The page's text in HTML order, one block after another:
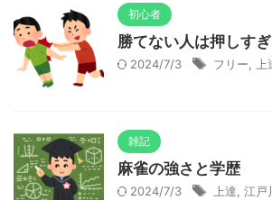
初心者
勝てない人は押しすぎ
2024/7/3 フリー 上
雑記
麻雀の強さと学歴
2024/7/3 上達 江戸